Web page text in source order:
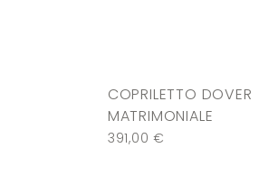
COPRILETTO DOVER
MATRIMONIALE
391,00€